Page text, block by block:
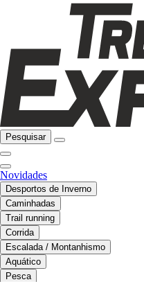
Pesquisar
Novidades
Desportos de Inverno
Caminhadas
Trail running
Corrida
Escalada / Montanhismo
Aquático
Pesca